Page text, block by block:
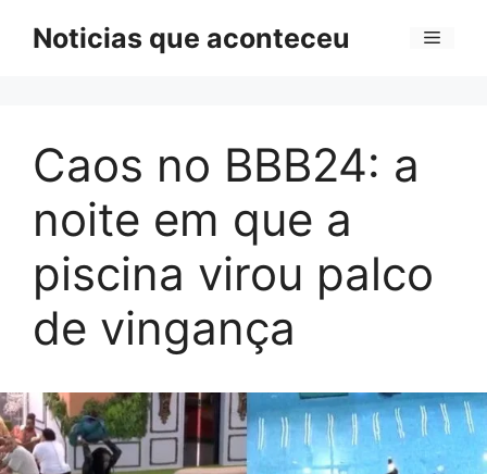
Noticias que aconteceu Menu
Caos no BBB24: a
noite em que a
piscina virou palco
de vingança